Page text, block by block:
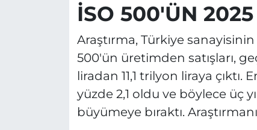
İSO 500'ÜN
Araştırma, Türkiye
500'ün üretimden satışları,
liradan 11,1 trilyon liraya çıktı.
yüzde 2,1 oldu ve böylece üç
büyümeye bıraktı.